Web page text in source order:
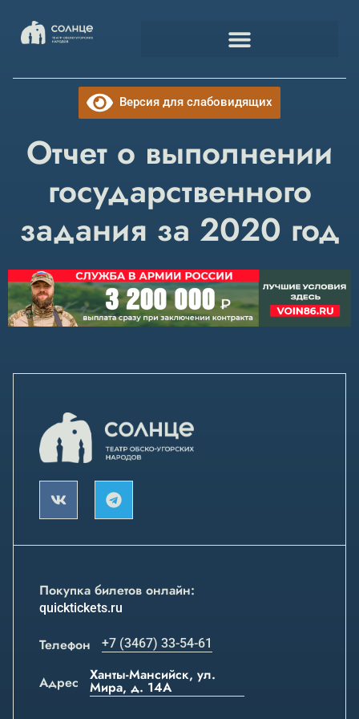
Версия для слабовидящих
Отчет о выполнении
государственного
задания за 2020 год
Покупка билетов онлайн:
quicktickets.ru
Телефон +7 (3467) 33-54-61
Адрес Ханты-Мансийск, ул.
Мира, д. 14А